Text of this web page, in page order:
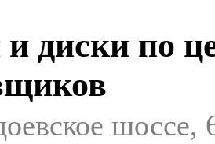
диски по
шоссе,